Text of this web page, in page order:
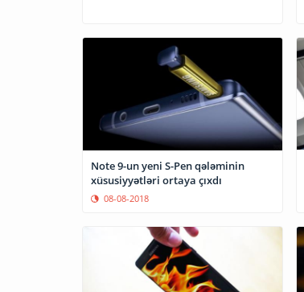
Note 9-un yeni S-Pen qələminin
xüsusiyyətləri ortaya çıxdı
08-08-2018